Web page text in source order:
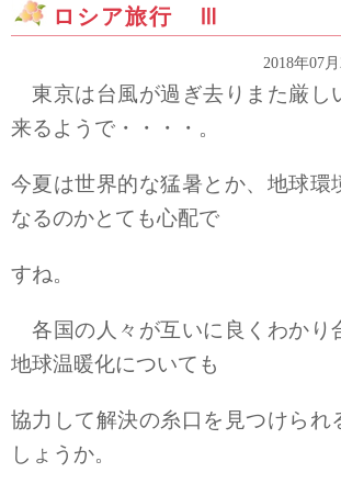
ロシア旅行 Ⅲ
2018年07
東京は台風が過ぎ去りまた厳し
来るようで・・・・。
今夏は世界的な猛暑とか、地球環
なるのかとても心配で
すね。
各国の人々が互いに良くわかり
地球温暖化についても
協力して解決の糸口を見つけられ
しょうか。